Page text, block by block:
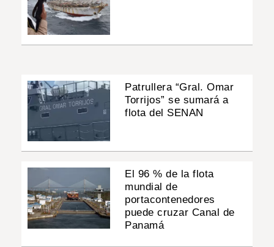
Patrullera “Gral. Omar
Torrijos” se sumará a
flota del SENAN
El 96 % de la flota
mundial de
portacontenedores
puede cruzar Canal de
Panamá